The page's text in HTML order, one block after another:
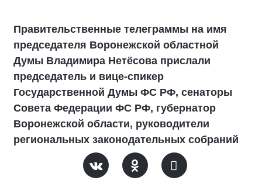
Правительственные телеграммы на имя
председателя Воронежской областной
Думы Владимира Нетёсова прислали
председатель и вице-спикер
Государственной Думы ФС РФ, сенаторы
Совета Федерации ФС РФ, губернатор
Воронежской области, руководители
региональных законодательных собраний